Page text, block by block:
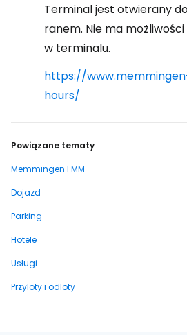
Terminal jest otwierany
ranem. Nie ma
w terminalu.
https://
hours/
Powiązane tematy
Memmingen FMM
Dojazd
Parking
Hotele
Usługi
Przyloty i odloty